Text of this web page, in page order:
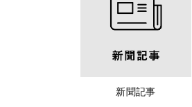
新聞記事